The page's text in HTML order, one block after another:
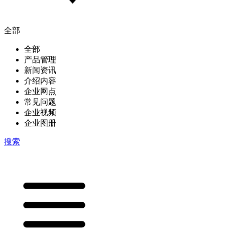
全部
全部
产品管理
新闻资讯
介绍内容
企业网点
常见问题
企业视频
企业图册
搜索